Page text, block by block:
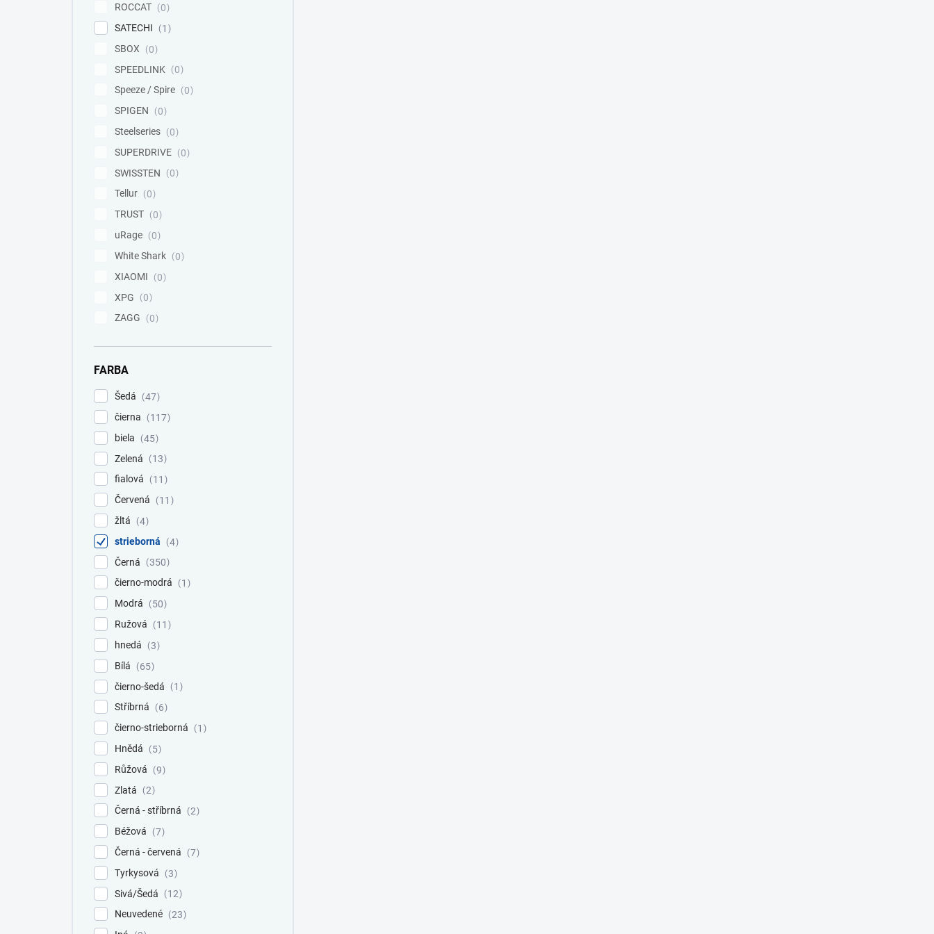
ROCCAT
0
SATECHI
1
SBOX
0
SPEEDLINK
0
Speeze / Spire
0
SPIGEN
0
Steelseries
0
SUPERDRIVE
0
SWISSTEN
0
Tellur
0
TRUST
0
uRage
0
White Shark
0
XIAOMI
0
XPG
0
ZAGG
0
FARBA
Šedá
47
čierna
117
biela
45
Zelená
13
fialová
11
Červená
11
žltá
4
strieborná
4
Černá
350
čierno-modrá
1
Modrá
50
Ružová
11
hnedá
3
Bílá
65
čierno-šedá
1
Stříbrná
6
čierno-strieborná
1
Hnědá
5
Růžová
9
Zlatá
2
Černá - stříbrná
2
Béžová
7
Černá - červená
7
Tyrkysová
3
Sivá/Šedá
12
Neuvedené
23